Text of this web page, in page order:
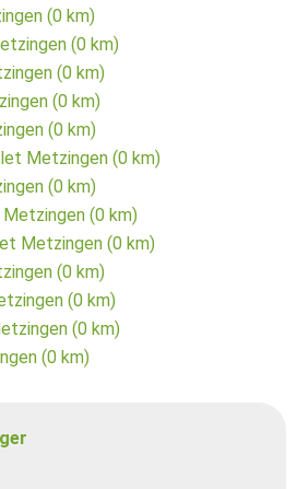
(0 km)
(0 km)
(0 km)
(0 km)
(0 km)
Metzingen (0 km)
(0 km)
(0 km)
Metzingen (0 km)
(0 km)
(0 km)
(0 km)
(0 km)